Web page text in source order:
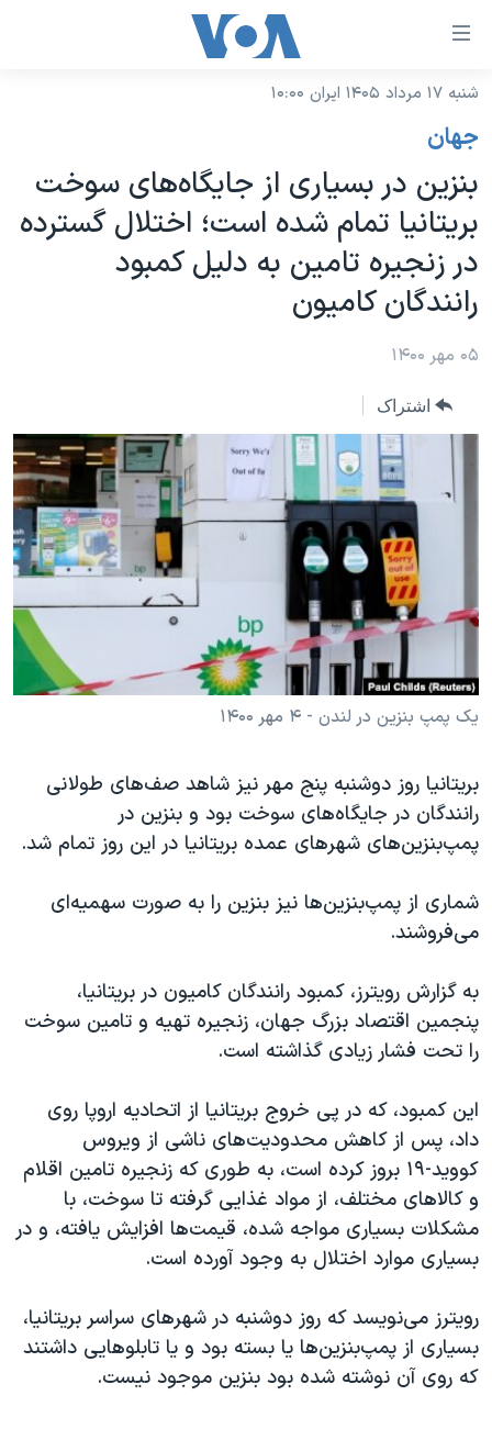
لینکهای
دسترسی
جهش
محتوای
اصلی
جهش
صفحه
جهش
جستجو
نسخه سبک وب‌سایت
موضوع ها
ایران
آمریکا
جهان
ورزشی
گزیده‌ها
ویژه برنامه‌ها
ویدیوها
فرهنگ و زندگی
حقوق شهروندی
اقتصادی
علم و فناوری
اسرائیل در جنگ
گالری عکس
برنامه های تلویزیونی
جدول برنامه ها
صفحه‌های ویژه
جام جهانی ۲۰۲۶
عملیات خشم حماسی
۲۵۰سالگی آمریکا
بایگانی برنامه‌های تلویزیونی
مستندها
انتخابات ریاست جمهوری آمریکا ۲۰۲۴
حمله جمهوری اسلامی به اسرائیل
رمز مهسا
ورزش زنان در ایران
اعتراضات زن، زندگی، آزادی
تریبونال مردمی آبان ۹۸
دادگاه حمید نوری
قانون شفافیت دارائی کادر رهبری ایران
اعتراضات مردمی آبان ۹۸
اسرائیل در جنگ
نرگس محمدی برنده جایزه نوبل صلح
همایش محافظه‌کاران آمریکا «سی‌پک»
صفحه‌های ویژه
سفر پرزیدنت ترامپ به چین
فرکانس‌های صدای آمریکا
پخش رادیویی
یادگیری زبان انگلیسی
دنبال کنید
زبانهای مختلف
شنبه ۱۷ مرداد ۱۴۰۵ ایران ۱۰:۰۰
جهان
بنزین در بسیاری از جایگاه‌های سوخت
بریتانیا تمام شده است؛ اختلال گسترده
در زنجیره‌ تامین به دلیل کمبود
رانندگان کامیون
۰۵ مهر ۱۴۰۰
اشتراک
یک پمپ بنزین در لندن - ۴ مهر ۱۴۰۰
بریتانیا روز دوشنبه پنج مهر نیز شاهد صف‌های طولانی
رانندگان در جایگاه‌های سوخت بود و بنزین در
پمپ‌‌بنزین‌های شهرهای عمده بریتانیا در این روز تمام شد.
شماری از پمپ‌بنزین‌ها نیز بنزین را به صورت سهمیه‌‌ای
می‌فروشند.
به گزارش رویترز، کمبود رانندگان کامیون‌ در بریتانیا،
پنجمین اقتصاد بزرگ جهان، زنجیره تهیه و تامین سوخت
را تحت فشار زیادی گذاشته است.
این کمبود، که در پی خروج بریتانیا از اتحادیه اروپا روی
داد، پس از کاهش محدودیت‌های ناشی از ویروس
کووید-۱۹ بروز کرده است، به طوری که زنجیره‌ تامین اقلام
و کالاهای مختلف، از مواد غذایی گرفته تا سوخت، با
مشکلات بسیاری مواجه شده،‌ قیمت‌ها افزایش یافته، و در
بسیاری موارد اختلال به وجود آورده است.
رویترز می‌نویسد که روز دوشنبه در شهرهای سراسر بریتانیا،
بسیاری از پمپ‌بنزین‌ها یا بسته بود و یا تابلوهایی داشتند
که روی آن نوشته شده بود بنزین موجود نیست.